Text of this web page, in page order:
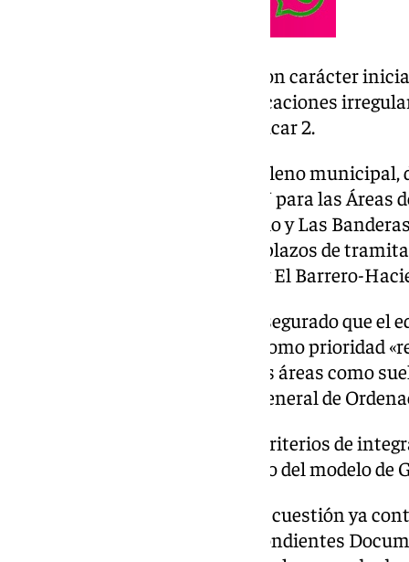
Además, se ha dado luz verde, con carácter
PGOU en la agrupación de edificaciones
denominada Carretera de Sanlúcar 2.
También se ha aprobado en el pleno
modificación puntual del PGOU para las Áreas
(ARG) denominadas San Antonio y Las
suspender temporalmente los plazos de
5, Cantarranas 4, Almendros 2 y El Barrero-
Desde el Ayuntamiento se ha asegurado que el
alcalde, Germán Beardo, tiene como prioridad
gestiones para reclasificar estas áreas como
adelantándose al futuro Plan General de
Esta estrategia responde a los criterios de
por la Junta de Andalucía dentro del modelo de
Las unidades y edificaciones en cuestión ya
Reforma Interior y sus correspondientes